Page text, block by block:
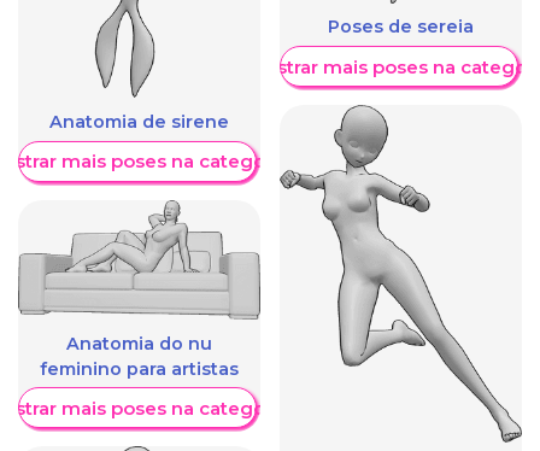
Anatomia de sirene
mais poses na categoria
Anatomia do nu
feminino para artistas
mais poses na categoria
Poses de sereia
Mostrar mais poses na